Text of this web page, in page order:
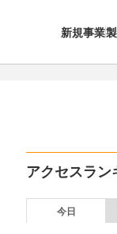
新規事業
アクセスラン
今日